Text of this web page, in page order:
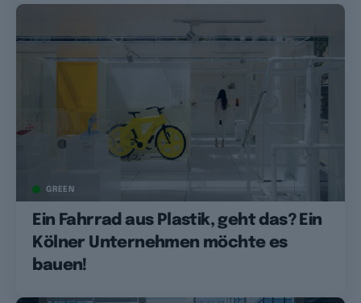
GREEN
Ein Fahrrad aus Plastik, geht das? Ein
Kölner Unternehmen möchte es
bauen!